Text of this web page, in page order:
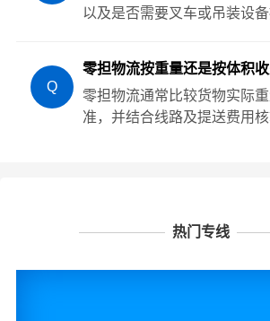
以及是否需要叉车或吊装设备
Q
零担物流按重量还是按体积收
零担物流通常比较货物实际
准，并结合线路及提送费用核
热门专线